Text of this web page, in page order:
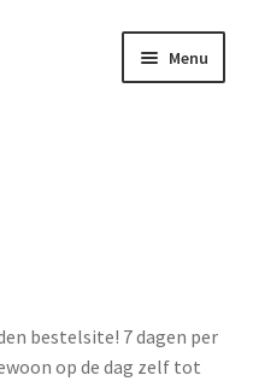
Menu
bestelsite! 7 dagen per
op de dag zelf tot